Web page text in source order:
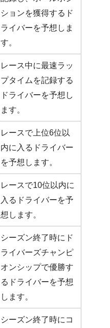
ションを獲得するド
ライバーを予想しま
す。
レース中に最速ラッ
プタイムを記録する
ドライバーを予想し
ます。
レースで上位6位以
内に入るドライバー
を予想します。
レースで10位以内に
入るドライバーを予
想します。
シーズン終了時にド
ライバーズチャンピ
オンシップで優勝す
るドライバーを予想
します。
シーズン終了時にコ